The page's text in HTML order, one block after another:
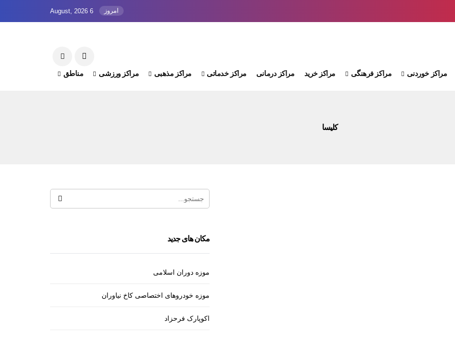
امروز 6 August, 2026
مراکز خوردنی مراکز فرهنگی مراکز خرید مراکز درمانی مراکز خدماتی مراکز مذهبی مراکز ورزشی مناطق
کلیسا
مکان های جدید
موزه دوران اسلامی
موزه خودروهای اختصاصی کاخ نیاوران
اکوپارک فرحزاد